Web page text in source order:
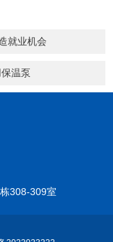
就业机会
温泵
308-309室